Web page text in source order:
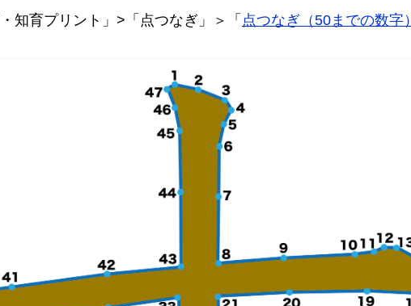
・知育プリント」>「点つなぎ」＞「 点つなぎ（50までの数字）